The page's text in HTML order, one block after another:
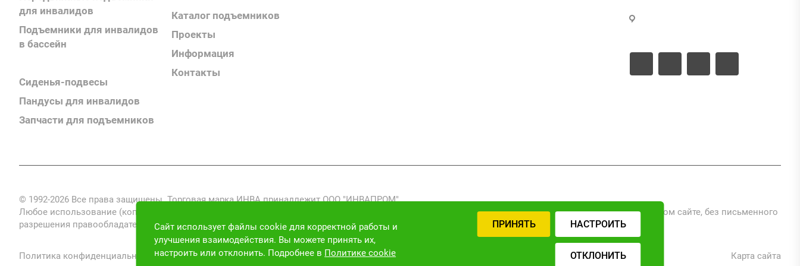
для инвалидов
Подъемники для инвалидов
в бассейн
Сиденья-подвесы
Пандусы для инвалидов
Запчасти для подъемников
Каталог подъемников
Проекты
Информация
Контакты
© 1992-2026 Все права защищены. Торговая марка ИНВА принадлежит ООО "ИНВАПРОМ".
Любое использование (копирование, воспроизведение, переработка, распространение) фото-, видео- и текстовых материалов, размещенных на данном сайте, без письменного
разрешения правообладателя запрещено и преследуется по закону (ст. 1301 ГК РФ).
Политика конфиденциальности Версия для слабовидящих Карта сайта
Сайт использует файлы cookie для корректной работы и
улучшения взаимодействия. Вы можете принять их,
настроить или отклонить. Подробнее в Политике cookie
ПРИНЯТЬ НАСТРОИТЬ
ОТКЛОНИТЬ